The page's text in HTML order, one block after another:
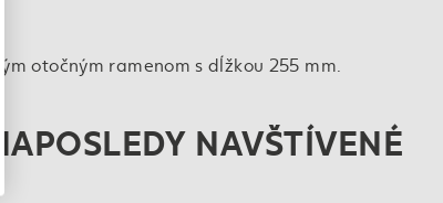
otočným ramenom s dĺžkou 255 mm.
NAVŠTÍVENÉ